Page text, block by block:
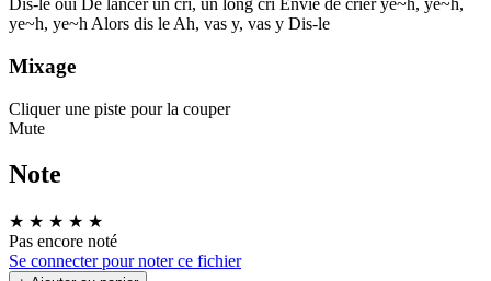
Dis-le oui De lancer un cri, un long cri Envie de crier ye~h, ye~h,
ye~h, ye~h Alors dis le Ah, vas y, vas y Dis-le
Mixage
Cliquer une piste pour la couper
Mute
Note
★ ★ ★ ★ ★
Pas encore noté
Se connecter pour noter ce fichier